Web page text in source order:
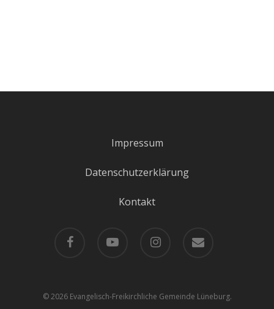
Impressum
Datenschutzerklärung
Kontakt
facebook instagram
© 2026 Evangelisch-Freikirchliche Gemeinde Lüneburg.